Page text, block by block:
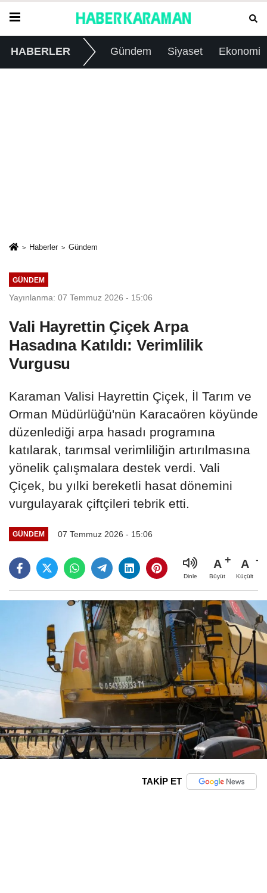
HABERLER Gündem Siyaset Ekonomi
Haberler Gündem
GÜNDEM
Yayınlanma: 07 Temmuz 2026 - 15:06
Vali Hayrettin Çiçek Arpa
Hasadına Katıldı: Verimlilik
Vurgusu
Karaman Valisi Hayrettin Çiçek, İl Tarım ve
Orman Müdürlüğü'nün Karacaören köyünde
düzenlediği arpa hasadı programına
katılarak, tarımsal verimliliğin artırılmasına
yönelik çalışmalara destek verdi. Vali
Çiçek, bu yılki bereketli hasat dönemini
vurgulayarak çiftçileri tebrik etti.
GÜNDEM 07 Temmuz 2026 - 15:06
Dinle
A
Büyüt
A
Küçült
TAKİP ET